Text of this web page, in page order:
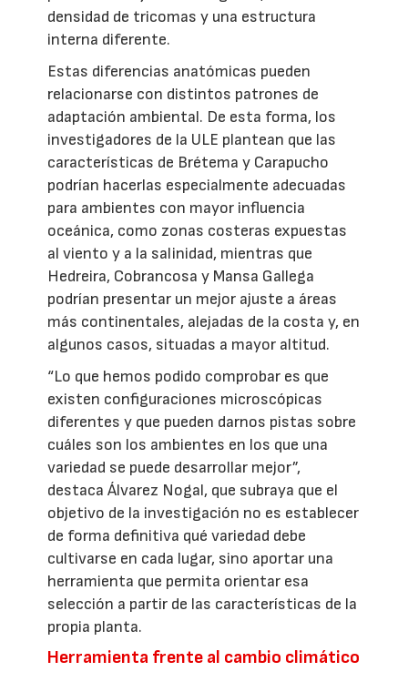
densidad de tricomas y una estructura
interna diferente.
Estas diferencias anatómicas pueden
relacionarse con distintos patrones de
adaptación ambiental. De esta forma, los
investigadores de la ULE plantean que las
características de Brétema y Carapucho
podrían hacerlas especialmente adecuadas
para ambientes con mayor influencia
oceánica, como zonas costeras expuestas
al viento y a la salinidad, mientras que
Hedreira, Cobrancosa y Mansa Gallega
podrían presentar un mejor ajuste a áreas
más continentales, alejadas de la costa y, en
algunos casos, situadas a mayor altitud.
“Lo que hemos podido comprobar es que
existen configuraciones microscópicas
diferentes y que pueden darnos pistas sobre
cuáles son los ambientes en los que una
variedad se puede desarrollar mejor”,
destaca Álvarez Nogal, que subraya que el
objetivo de la investigación no es establecer
de forma definitiva qué variedad debe
cultivarse en cada lugar, sino aportar una
herramienta que permita orientar esa
selección a partir de las características de la
propia planta.
Herramienta frente al cambio climático